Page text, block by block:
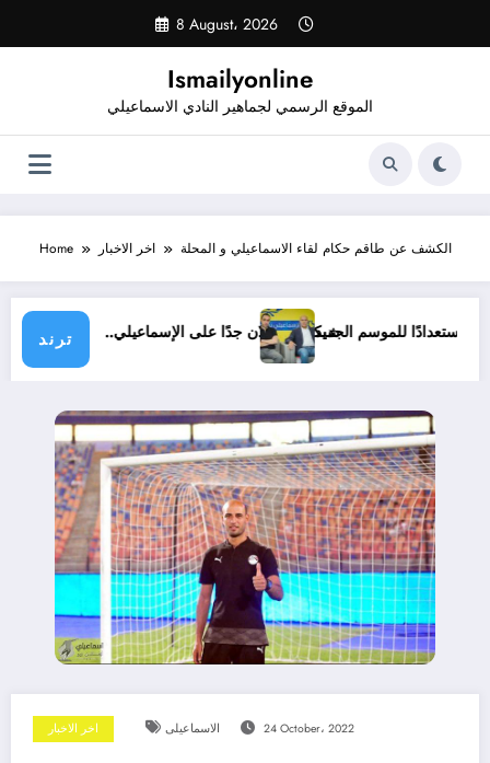
content
8 August، 2026
Ismailyonline
الموقع الرسمي لجماهير النادي الاسماعيلي
Home اخر الاخبار الكشف عن طاقم حكام لقاء الاسماعيلي و المحلة
ترند
شيكابالا: زعلان جدًا على الإسماعيلي..حتى الآن استعدادًا للموسم الجديد
اخر الاخبار الاسماعيلى 24 October، 2022